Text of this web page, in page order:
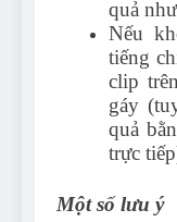
quả
Nếu
tiếng
clip
gáy
quả
trực
Một số lưu ý